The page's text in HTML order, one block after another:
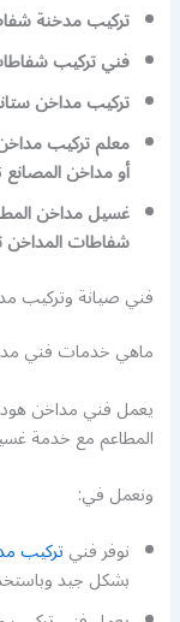
تركيب مدخنة
فني تركيب
تركيب مداخن
معلم تركيب مداخن
أو مداخن المصانع
غسيل مداخن
شفاطات المداخن
فني صيانة وتركيب
ماهي خدمات فني
يعمل فني مداخن
المطاعم مع خدمة
ونعمل في:
نوفر فنيتركيب
بشكل جيد